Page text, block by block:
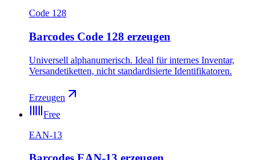
Code 128
Barcodes Code 128 erzeugen
Universell alphanumerisch. Ideal für internes Inventar,
Versandetiketten, nicht standardisierte Identifikatoren.
Erzeugen
Free
EAN-13